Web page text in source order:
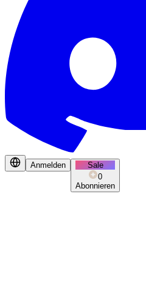
Anmelden
Sale
0
Abonnieren